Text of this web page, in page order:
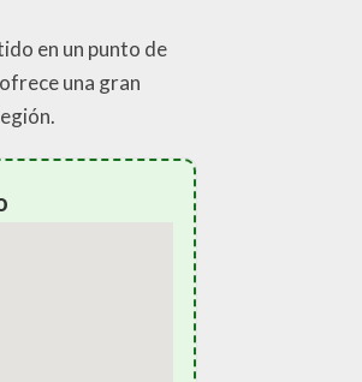
en un punto de
una gran